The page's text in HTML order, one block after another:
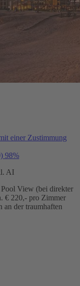
einer Zustimmung
98%
AI
View (bei direkter
€ 220,- pro Zimmer
an der traumhaften